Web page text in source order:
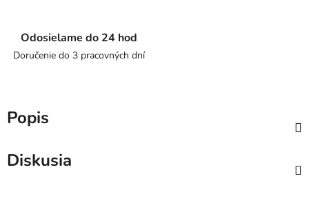
Odosielame do 24 hod
Doručenie do 3 pracovných dní
Popis
Diskusia